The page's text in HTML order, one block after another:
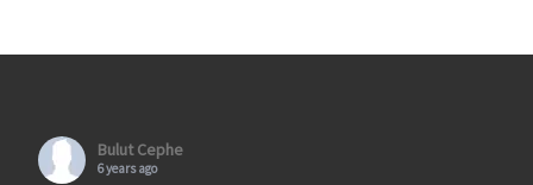
Bulut Cephe
6 years ago